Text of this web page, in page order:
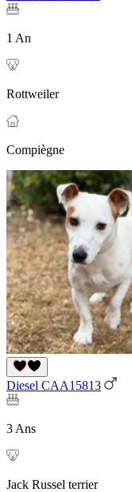
1 An
Rottweiler
Compiègne
Diesel CAA15813
3 Ans
Jack Russel terrier